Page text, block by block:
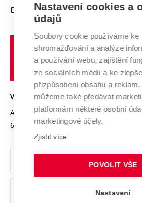
E-přihláška
Doktorské studium
Podpora podnikání
Mezinárodní vědecká rada
Systém zajišťování kvality výzkumu
Výzkumné infrastruktury
Transfer znalostí
Open Science
Projekty
Projekty ze strukturálních fondů
Specifický výzkum
Zahraniční spolupráce
Spolupráce se školami
Služby univerzity
Mezinárodní dohody
Univerzitní sítě
O UNIVERZITĚ
Profil univerzity
Udržitelná univerzita
Podnikavá univerzita / ContriBUTe
Bezpečná univerzita
Vyznamenání
Organizační struktura
Ochrana osobních údajů
odkaz)
VYSOKÉ UČENÍ TECHNICKÉ V BRNĚ
Antonínská 548/1
602 00 Brno
www.vut.cz
vut@vutbr.cz
Nastavení cookies a
údajů
Soubory cookie používáme ke
shromažďování a analýze
a používání webu, zajištění
ze sociálních médií a ke
přizpůsobení obsahu a
můžeme také předávat
platformám některé osobní
marketingové účely.
Zjistit více
POVOLIT VŠE
Nastavení